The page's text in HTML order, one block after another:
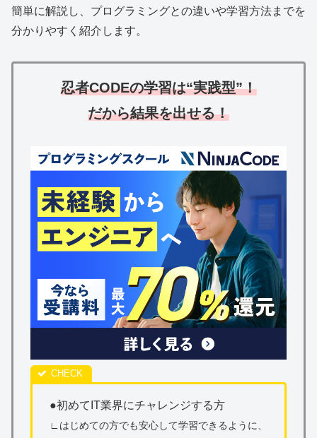
簡単に解説し、プログラミングとの違いや学習方法までを
分かりやすく紹介します。
忍者CODEの学習は“実践型”！
だから結果を出せる！
●初めてIT業界にチャレンジする方
∟はじめての方でも安心して学習できるように、